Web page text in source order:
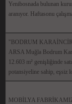
Yenibosnada bulunan
aranıyor. Haftasonu
"BODRUM
ARSA Muğla Bodrum
12.603 m² genişliğinde
potansiyeline sahip, eşsiz
MOBİLYA